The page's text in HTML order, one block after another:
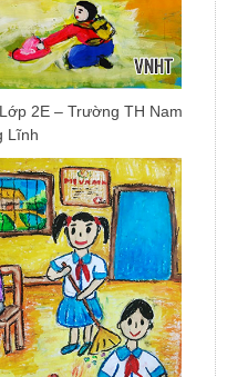
2E – Trường TH Nam
Lĩnh